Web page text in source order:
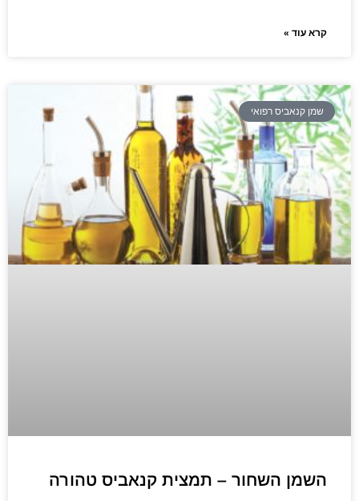
קרא עוד »
שמן קנאביס רפואי
השמן השחור – תמצית קנאביס טהורה